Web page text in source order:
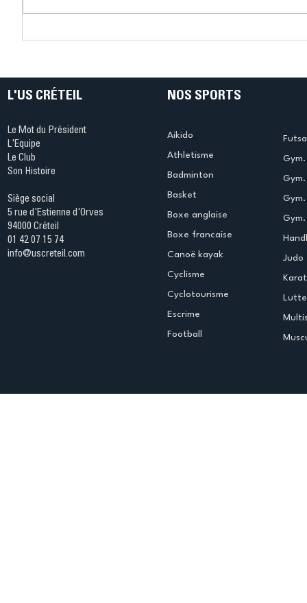
Ping ? Quand le tennis de
termine
L'US CRÉTEIL
Le Mot du Président
L'Equipe
Le Club
Son Histoire
Siège social
5 rue d'Estienne d'Orves
94000 Créteil
01 42 07 15 74
info@uscreteil.com
NOS SPORTS
Aikido
Athletisme
Badminton
Basket
Boxe anglaise
Boxe francaise
Canoë kayak
Cyclisme
Cyclotourisme
Escrime
Football
Judo
Lutte